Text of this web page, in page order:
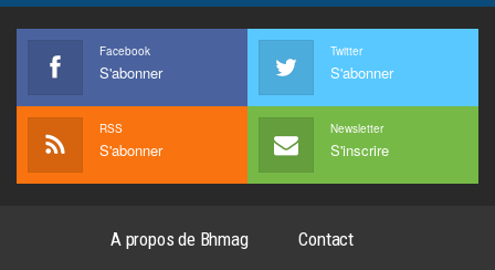
Facebook
S'abonner
Twitter
S'abonner
RSS
S'abonner
Newsletter
S'inscrire
A propos de Bhmag Contact